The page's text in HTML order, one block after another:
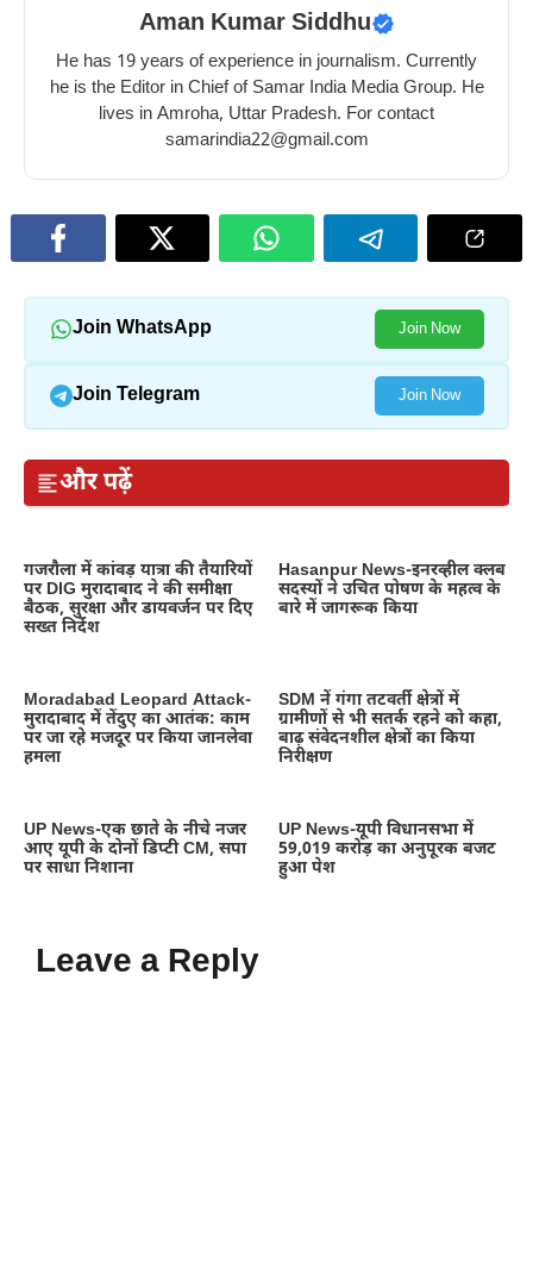
Aman Kumar Siddhu
He has 19 years of experience in journalism. Currently
he is the Editor in Chief of Samar India Media Group. He
lives in Amroha, Uttar Pradesh. For contact
samarindia22@gmail.com
Join WhatsApp Join Now
Join Telegram Join Now
और पढ़ें
गजरौला में कांवड़ यात्रा की तैयारियों
पर DIG मुरादाबाद ने की समीक्षा
बैठक, सुरक्षा और डायवर्जन पर दिए
सख्त निर्देश
Hasanpur News-इनरव्हील क्लब
सदस्यों ने उचित पोषण के महत्व के
बारे में जागरूक किया
Moradabad Leopard Attack-
मुरादाबाद में तेंदुए का आतंक: काम
पर जा रहे मजदूर पर किया जानलेवा
हमला
SDM नें गंगा तटवर्ती क्षेत्रों में
ग्रामीणों से भी सतर्क रहने को कहा,
बाढ़ संवेदनशील क्षेत्रों का किया
निरीक्षण
UP News-एक छाते के नीचे नजर
आए यूपी के दोनों डिप्टी CM, सपा
पर साधा निशाना
UP News-यूपी विधानसभा में
59,019 करोड़ का अनुपूरक बजट
हुआ पेश
Leave a Reply